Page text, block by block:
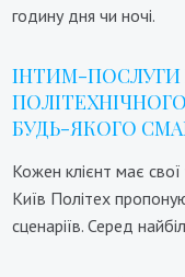
годину дня чи ночі.
ІНТИМ-ПОСЛУГИ
БУДЬ-ЯКОГО
Кожен клієнт має
Київ Політех
сценаріїв. Серед